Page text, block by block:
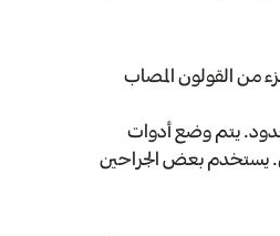
من القولون المصاب
يتم وضع أدوات
يستخدم بعض الجراحين